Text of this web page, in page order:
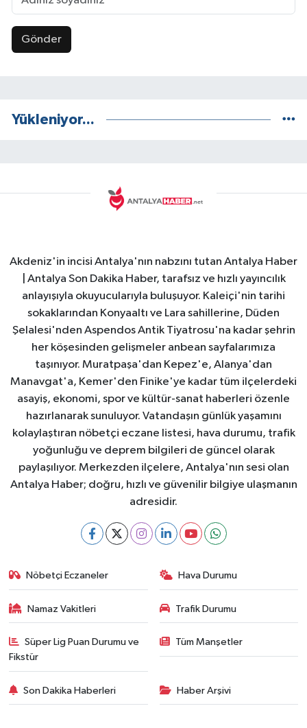
Gönder
Yükleniyor...
Akdeniz'in incisi Antalya'nın nabzını tutan Antalya Haber
| Antalya Son Dakika Haber, tarafsız ve hızlı yayıncılık
anlayışıyla okuyucularıyla buluşuyor. Kaleiçi'nin tarihi
sokaklarından Konyaaltı ve Lara sahillerine, Düden
Şelalesi'nden Aspendos Antik Tiyatrosu'na kadar şehrin
her köşesinden gelişmeler anbean sayfalarımıza
taşınıyor. Muratpaşa'dan Kepez'e, Alanya'dan
Manavgat'a, Kemer'den Finike'ye kadar tüm ilçelerdeki
asayiş, ekonomi, spor ve kültür-sanat haberleri özenle
hazırlanarak sunuluyor. Vatandaşın günlük yaşamını
kolaylaştıran nöbetçi eczane listesi, hava durumu, trafik
yoğunluğu ve deprem bilgileri de güncel olarak
paylaşılıyor. Merkezden ilçelere, Antalya'nın sesi olan
Antalya Haber; doğru, hızlı ve güvenilir bilgiye ulaşmanın
adresidir.
Nöbetçi Eczaneler Hava Durumu
Namaz Vakitleri Trafik Durumu
Süper Lig Puan Durumu ve
Fikstür
Tüm Manşetler
Son Dakika Haberleri Haber Arşivi